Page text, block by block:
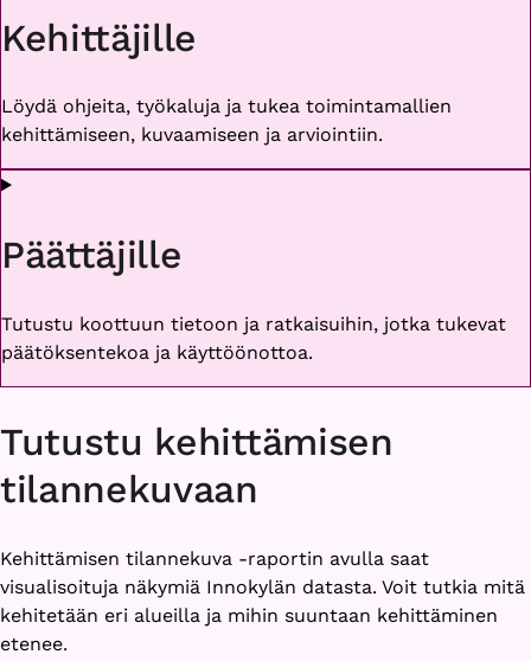
Kehittäjille
Löydä ohjeita, työkaluja ja tukea toimintamallien
kehittämiseen, kuvaamiseen ja arviointiin.
Päättäjille
Tutustu koottuun tietoon ja ratkaisuihin, jotka tukevat
päätöksentekoa ja käyttöönottoa.
Tutustu kehittämisen
tilannekuvaan
Kehittämisen tilannekuva -raportin avulla saat
visualisoituja näkymiä Innokylän datasta. Voit tutkia mitä
kehitetään eri alueilla ja mihin suuntaan kehittäminen
etenee.